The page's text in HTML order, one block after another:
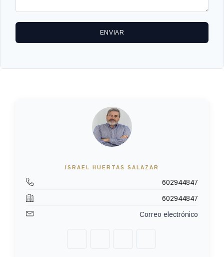
ENVIAR
ISRAEL HUERTAS SALAZAR
602944847
602944847
Correo electrónico